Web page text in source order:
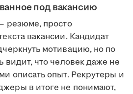
под вакансию
резюме, просто
вакансии. Кандидат
мотивацию, но по
видит, что человек даже не
описать опыт. Рекрутеры и
в итоге не понимают,